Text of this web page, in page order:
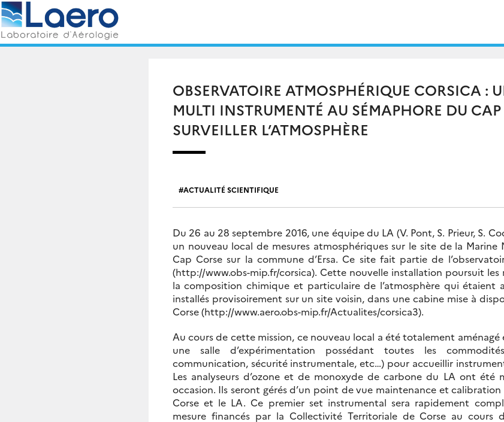
Skip
to
content
OBSERVATOIRE ATMOSPHÉRIQUE CORSICA :
MULTI INSTRUMENTÉ AU SÉMAPHORE DU CAP
SURVEILLER L’ATMOSPHÈRE
ACTUALITÉ SCIENTIFIQUE
Du 26 au 28 septembre 2016, une équipe du LA (V. Pont, S. Prieur, S.
un nouveau local de mesures atmosphériques sur le site de la
Cap Corse sur la commune d’Ersa. Ce site fait partie de
(http://www.obs-mip.fr/corsica). Cette nouvelle installation poursuit les
la composition chimique et particulaire de l’atmosphère qui étaient
installés provisoirement sur un site voisin, dans une cabine mise à
Corse (http://www.aero.obs-mip.fr/Actualites/corsica3).
Au cours de cette mission, ce nouveau local a été totalement
une salle d’expérimentation possédant toutes les
communication, sécurité instrumentale, etc…) pour accueillir
Les analyseurs d’ozone et de monoxyde de carbone du LA ont été
occasion. Ils seront gérés d’un point de vue maintenance et
Corse et le LA. Ce premier set instrumental sera rapidement
mesure financés par la Collectivité Territoriale de Corse au
Rechercher :